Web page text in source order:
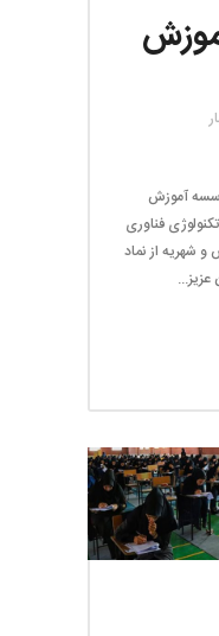
آموزش
فناوری
شهریه از نماد
عزیز...